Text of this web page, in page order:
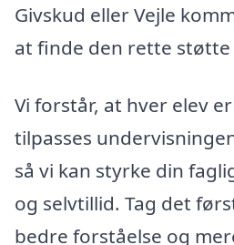
Givskud eller Vejle
at finde den rette støtte
Vi forstår, at hver elev
tilpasses
så vi kan styrke din
og selvtillid. Tag det
bedre forståelse og